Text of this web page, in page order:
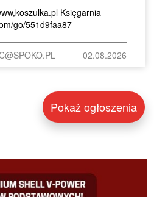
Księgarnia
go/551d9faa87
02.08.2026
Pokaż ogłoszenia